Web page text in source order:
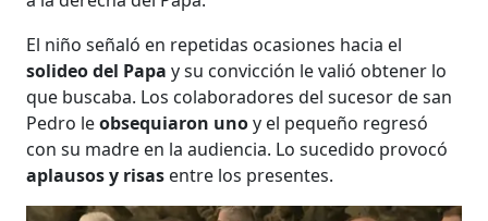
El niño señaló en repetidas ocasiones hacia el
solideo del Papa y su convicción le valió obtener lo
que buscaba. Los colaboradores del sucesor de san
Pedro leobsequiaron unoy el pequeño regresó
con su madre en la audiencia. Lo sucedido provocó
aplausos y risas entre los presentes.